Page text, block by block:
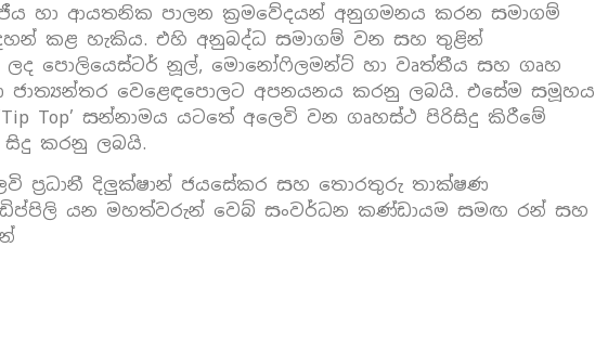
හා ආයතනික පාලන ක්‍රමවේදයන් අනුගමනය කරන සමාගම්
කළ හැකිය. එහි අනුබද්ධ සමාගම් වන සහ තුළින්
ලද පොලියෙස්ටර් නූල්, මොනෝෆිලමන්ට් හා වෘත්තීය සහ ගෘහ
ජාත්‍යන්තර වෙළෙඳපොලට අපනයනය කරනු ලබයි. එසේම සමූහය
Top’ සන්නාමය යටතේ අලෙවි වන ගෘහස්ථ පිරිසිදු කිරීමේ
සිදු කරනු ලබයි.
ප්‍රධානී දිලුක්ෂාන් ජයසේකර සහ තොරතුරු තාක්ෂණ
යන මහත්වරුන් වෙබ් සංවර්ධන කණ්ඩායම සමඟ රන් සහ